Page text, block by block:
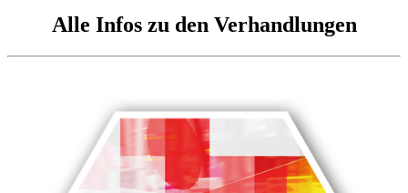
Alle Infos zu den Verhandlungen